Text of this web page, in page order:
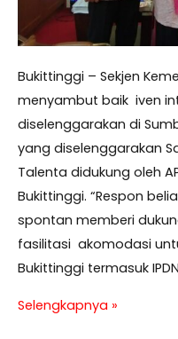
Bukittinggi – Sekjen
menyambut baik iven
diselenggarakan di
yang diselenggarakan
Talenta didukung oleh
Bukittinggi. “Respon
spontan memberi
fasilitasi akomodasi
Bukittinggi termasuk
IMLF
Selengkapnya »